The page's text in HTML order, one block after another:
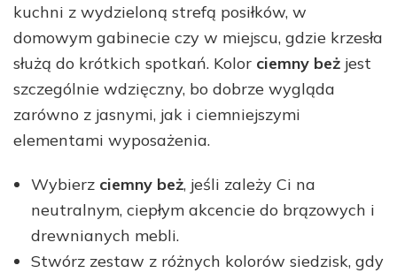
kuchni z wydzieloną strefą posiłków, w
domowym gabinecie czy w miejscu, gdzie krzesła
służą do krótkich spotkań. Kolor ciemny beż jest
szczególnie wdzięczny, bo dobrze wygląda
zarówno z jasnymi, jak i ciemniejszymi
elementami wyposażenia.
Wybierz ciemny beż, jeśli zależy Ci na
neutralnym, ciepłym akcencie do brązowych i
drewnianych mebli.
Stwórz zestaw z różnych kolorów siedzisk, gdy